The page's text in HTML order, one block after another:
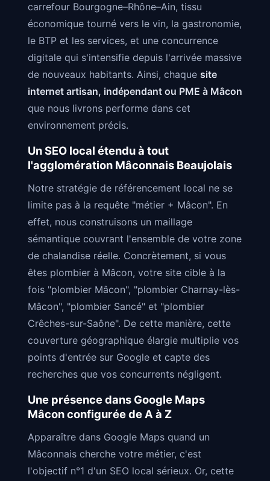
carrefour Bourgogne–Rhône–Ain, tissu
économique tourné vers le vin, la gastronomie,
le BTP et les services, et une concurrence
digitale qui s'intensifie depuis l'arrivée massive
de nouveaux habitants. Ainsi, chaque site
internet artisan, indépendant ou PME à Mâcon
que nous livrons performe dans cet
environnement précis.
Un SEO local étendu à tout
l'agglomération Mâconnais Beaujolais
Notre stratégie de référencement local ne se
limite pas à la requête "métier + Mâcon". En
effet, nous construisons un maillage
sémantique couvrant l'ensemble de votre zone
de chalandise réelle. Concrètement, si vous
êtes plombier à Mâcon, votre site cible à la
fois "plombier Mâcon", "plombier Charnay-lès-
Mâcon", "plombier Sancé" et "plombier
Crêches-sur-Saône". De cette manière, cette
couverture géographique élargie multiplie vos
points d'entrée sur Google et capte des
recherches que vos concurrents négligent.
Une présence dans Google Maps
Mâcon configurée de A à Z
Apparaître dans Google Maps quand un
Mâconnais cherche votre métier, c'est
l'objectif n°1 d'un SEO local sérieux. Or, cette